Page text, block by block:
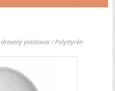
drevený polotovar/Polystyrén